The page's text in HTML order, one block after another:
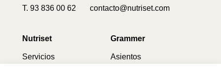
T. 93 836 00 62 contacto@nutriset.com
Nutriset
Servicios
Grammer
Asientos